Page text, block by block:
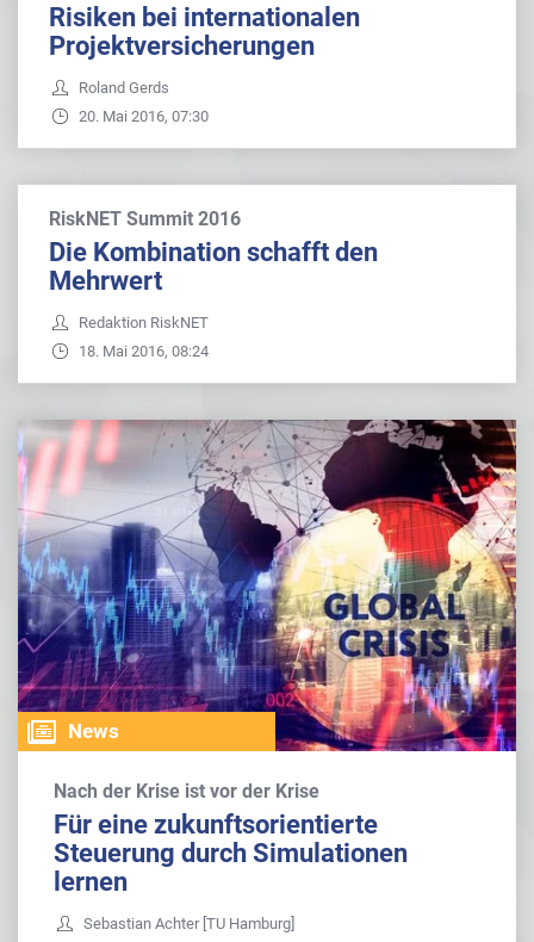
Risiken bei internationalen
Projektversicherungen
Roland Gerds
20. Mai 2016, 07:30
RiskNET Summit 2016
Die Kombination schafft den
Mehrwert
Redaktion RiskNET
18. Mai 2016, 08:24
News
Nach der Krise ist vor der Krise
Für eine zukunftsorientierte
Steuerung durch Simulationen
lernen
Sebastian Achter [TU Hamburg]